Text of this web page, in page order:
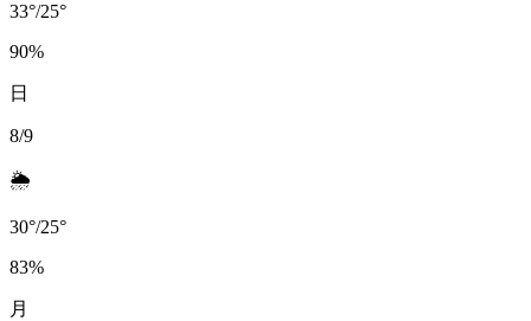
33°/25°
90%
日
8/9
🌦️
30°/25°
83%
月